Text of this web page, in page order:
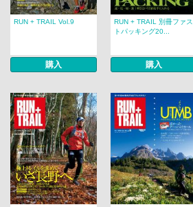
RUN + TRAIL Vol.9
購入
RUN + TRAIL 別冊ファス
トパッキング20...
購入